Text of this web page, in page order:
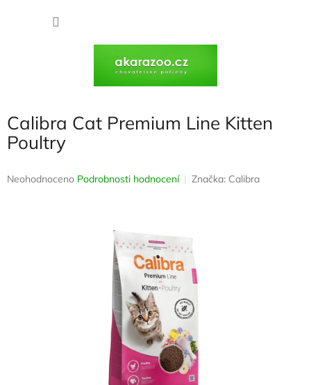
Calibra Cat Premium Line Kitten
Poultry
Průměrné
Neohodnoceno Podrobnosti hodnocení Značka: Calibra